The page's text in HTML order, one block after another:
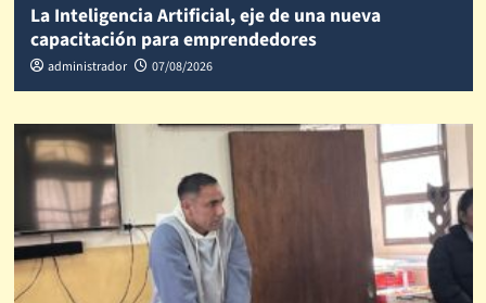
La Inteligencia Artificial, eje de una nueva
capacitación para emprendedores
administrador 07/08/2026